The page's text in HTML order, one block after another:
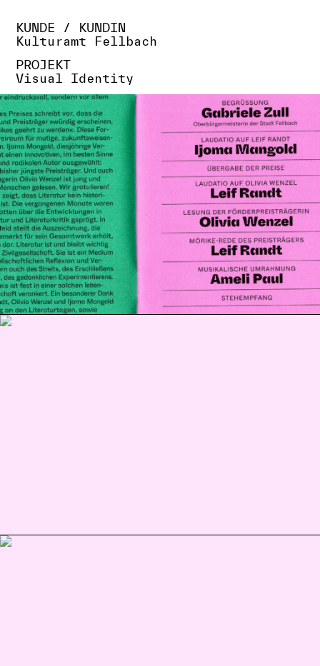
KUNDE / KUNDIN
Kulturamt Fellbach
PROJEKT
Visual Identity